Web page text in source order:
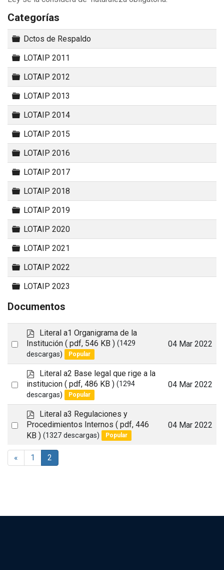
Categorías
Carpeta
Dctos de Respaldo
Carpeta
LOTAIP 2011
Carpeta
LOTAIP 2012
Carpeta
LOTAIP 2013
Carpeta
LOTAIP 2014
Carpeta
LOTAIP 2015
Carpeta
LOTAIP 2016
Carpeta
LOTAIP 2017
Carpeta
LOTAIP 2018
Carpeta
LOTAIP 2019
Carpeta
LOTAIP 2020
Carpeta
LOTAIP 2021
Carpeta
LOTAIP 2022
Carpeta
LOTAIP 2023
Documentos
Select
p
d
f
Literal a1 Organigrama de la
Institución ( pdf, 546 KB ) (1429
descargas)
Popular
04 Mar 2022
Select
p
d
f
Literal a2 Base legal que rige a la
institucion ( pdf, 486 KB ) (1294
descargas)
Popular
04 Mar 2022
Select
item
p
d
f
Literal a3 Regulaciones y
Procedimientos Internos ( pdf, 446
KB ) (1327 descargas) Popular
04 Mar 2022
« 1 2